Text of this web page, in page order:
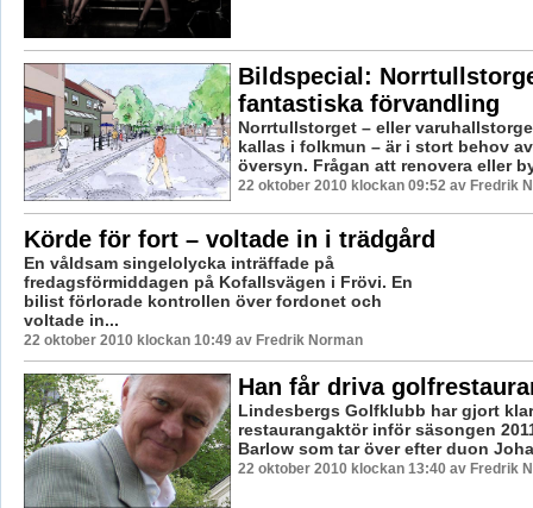
Bildspecial:
fantastiska förvandling
Norrtullstorget – eller
kallas i folkmun – är i stort behov
översyn. Frågan att renovera eller
22 oktober 2010 klockan 09:52 av Fredrik
Körde för fort – voltade in i trädgård
En våldsam singelolycka inträffade på
fredagsförmiddagen på Kofallsvägen i Frövi. En
bilist förlorade kontrollen över fordonet och
voltade in...
22 oktober 2010 klockan 10:49 av Fredrik Norman
Han får driva
Lindesbergs Golfklubb har gjort
restaurangaktör inför säsongen
Barlow som tar över efter duon
22 oktober 2010 klockan 13:40 av Fredrik